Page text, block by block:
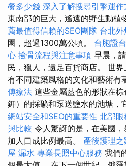
餐多少錢 深入了解搜尋引擎運作
東南部的巨大，遙遠的野生動植
薦最值得信賴的SEO團隊 台北外
園，超過1300萬公頃。 台胞證
心 撿骨流程與注意事項 早晨，
民，獵人，遠足百貨商店。 世
有不同建築風格的文化和藝術有
傅療法 這些金屬藍色的形狀在
鉀）的採礦和泵送鹽水的池塘，
網站安全和SEO的重要性 北部
與比較 令人驚訝的是，在美國
加人口成比例最高。 產後護理之
屋 漏水 專業長照中心服務 我們